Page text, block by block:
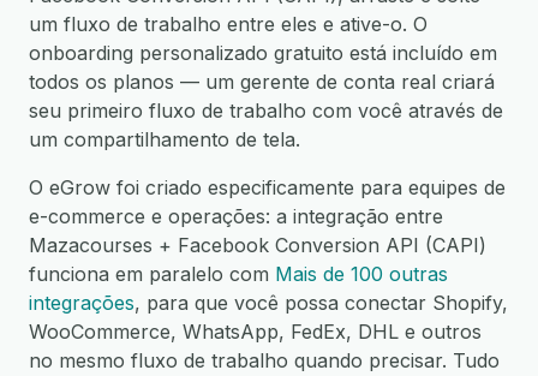
um fluxo de trabalho entre eles e ative-o. O
onboarding personalizado gratuito está incluído em
todos os planos — um gerente de conta real criará
seu primeiro fluxo de trabalho com você através de
um compartilhamento de tela.
O eGrow foi criado especificamente para equipes de
e-commerce e operações: a integração entre
Mazacourses + Facebook Conversion API (CAPI)
funciona em paralelo com Mais de 100 outras
integrações, para que você possa conectar Shopify,
WooCommerce, WhatsApp, FedEx, DHL e outros
no mesmo fluxo de trabalho quando precisar. Tudo